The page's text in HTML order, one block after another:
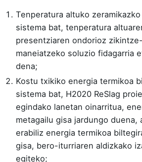
Tenperatura altuko
sistema bat, tenperatura
presentziaren ondorioz
maneiatzeko soluzio fidagarria
dena;
Kostu txikiko energia termikoa
sistema bat, H2020 ReSlag
egindako lanetan oinarritua,
metagailu gisa jardungo duena,
erabiliz energia termikoa
gisa, bero-iturriaren aldizkako
egiteko;